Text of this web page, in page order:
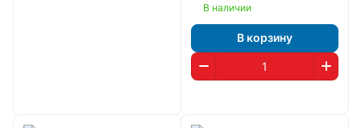
В наличии
В корзину